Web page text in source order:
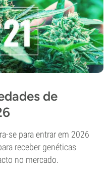
de
se para entrar em 2026
receber genéticas
no mercado.